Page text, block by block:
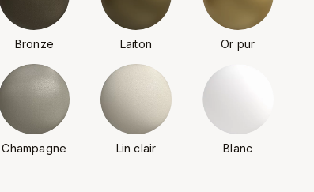
Bronze Laiton Or pur
Champagne Lin clair Blanc